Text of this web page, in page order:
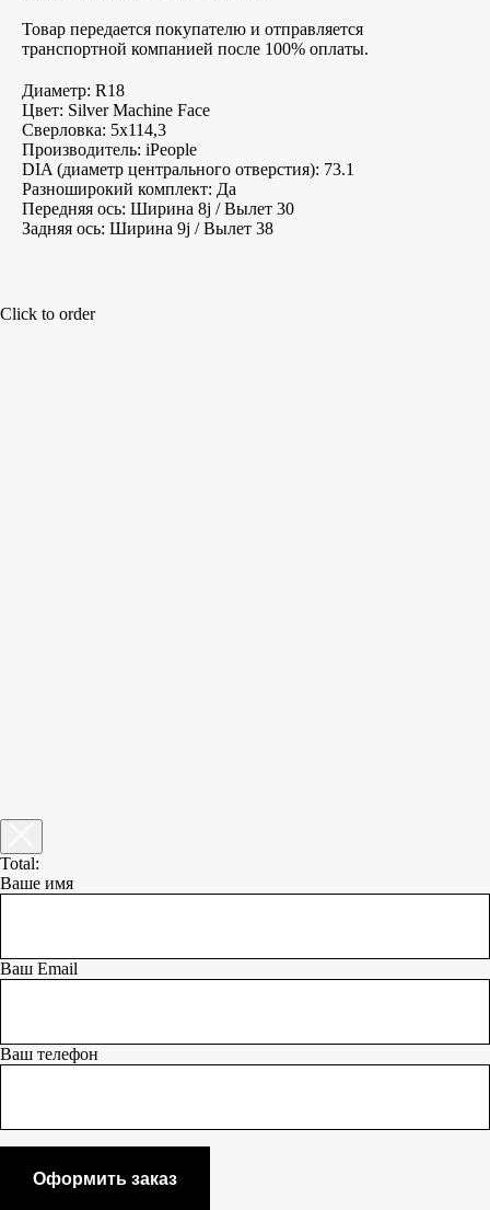
Товар передается покупателю и отправляется
транспортной компанией после 100% оплаты.
Диаметр: R18
Цвет: Silver Machine Face
Сверловка: 5х114,3
Производитель: iPeople
DIA (диаметр центрального отверстия): 73.1
Разноширокий комплект: Да
Передняя ось: Ширина 8j / Вылет 30
Задняя ось: Ширина 9j / Вылет 38
Click to order
Total:
Ваше имя
Ваш Email
Ваш телефон
Оформить заказ